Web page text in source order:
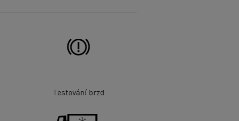
Testování brzd